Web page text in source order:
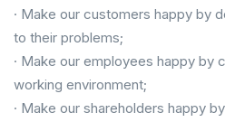
· Make our customers happy by
to their problems;
· Make our employees happy by
working environment;
· Make our shareholders happy